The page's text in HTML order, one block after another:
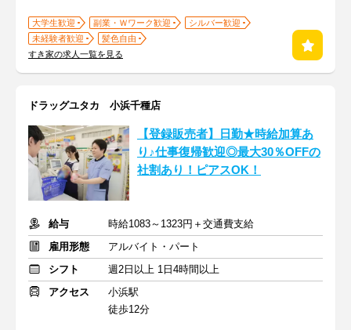
大学生歓迎 副業・Ｗワーク歓迎
シルバー歓迎
未経験者歓迎
髪色自由
すき家の求人一覧を見る
ドラッグユタカ 小浜千種店
【登録販売者】日勤★時給加算あ
り♪仕事復帰歓迎◎最大30％OFFの
社割あり！ピアスOK！
給与
時給1083～1323円＋交通費支給
雇用形態
アルバイト・パート
シフト
週2日以上 1日4時間以上
アクセス
小浜駅
徒歩12分